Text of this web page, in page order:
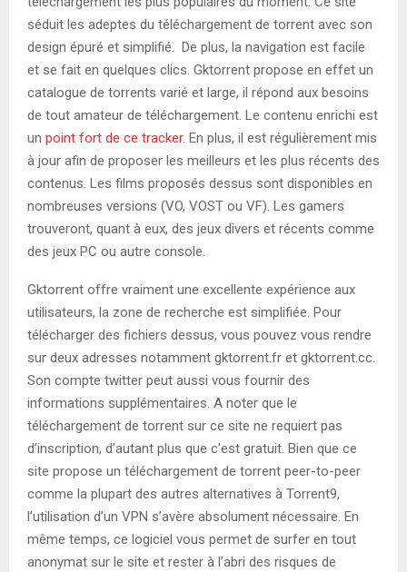
séduit les adeptes du téléchargement de torrent avec son
design épuré et simplifié. De plus, la navigation est facile
et se fait en quelques clics. Gktorrent propose en effet un
catalogue de torrents varié et large, il répond aux besoins
de tout amateur de téléchargement. Le contenu enrichi est
un point fort de ce tracker. En plus, il est régulièrement mis
à jour afin de proposer les meilleurs et les plus récents des
contenus. Les films proposés dessus sont disponibles en
nombreuses versions (VO, VOST ou VF). Les gamers
trouveront, quant à eux, des jeux divers et récents comme
des jeux PC ou autre console.
Gktorrent offre vraiment une excellente expérience aux
utilisateurs, la zone de recherche est simplifiée. Pour
télécharger des fichiers dessus, vous pouvez vous rendre
sur deux adresses notamment gktorrent.fr et gktorrent.cc.
Son compte twitter peut aussi vous fournir des
informations supplémentaires. A noter que le
téléchargement de torrent sur ce site ne requiert pas
d’inscription, d’autant plus que c’est gratuit. Bien que ce
site propose un téléchargement de torrent peer-to-peer
comme la plupart des autres alternatives à Torrent9,
l’utilisation d’un VPN s’avère absolument nécessaire. En
même temps, ce logiciel vous permet de surfer en tout
anonymat sur le site et rester à l’abri des risques de